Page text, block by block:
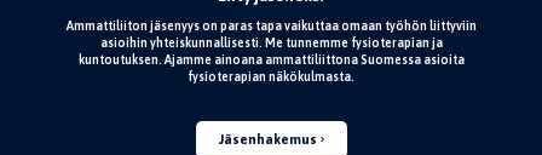
Ammattiliiton jäsenyys on paras tapa vaikuttaa omaan työhön liittyviin
asioihin yhteiskunnallisesti. Me tunnemme fysioterapian ja
kuntoutuksen. Ajamme ainoana ammattiliittona Suomessa asioita
fysioterapian näkökulmasta.
Jäsenhakemus